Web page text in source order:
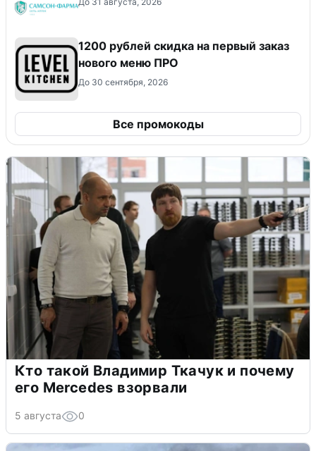
​1200 рублей скидка на первый заказ
нового меню ПРО
До 30 сентября, 2026
Все промокоды
Кто такой Владимир Ткачук и почему
его Mercedes взорвали
5 августа 0